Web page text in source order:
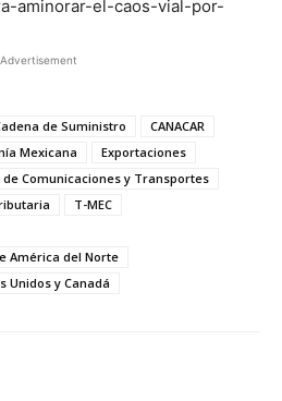
aminorar-el-caos-vial-por-
Advertisement
de Suministro
CANACAR
Mexicana
Exportaciones
Comunicaciones y Transportes
T-MEC
América del Norte
Unidos y Canadá